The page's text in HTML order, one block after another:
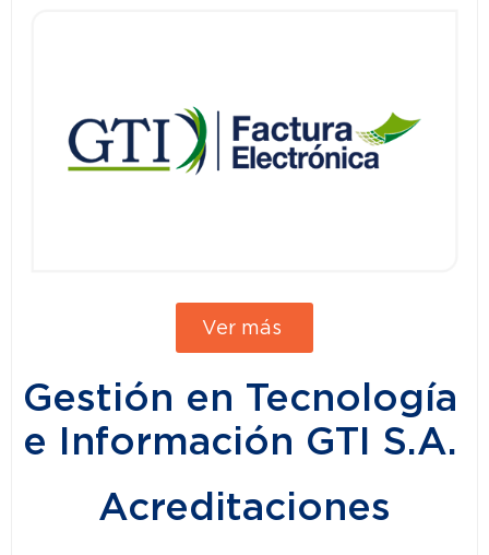
Ver más
Gestión en Tecnología
e Información GTI S.A.
Acreditaciones